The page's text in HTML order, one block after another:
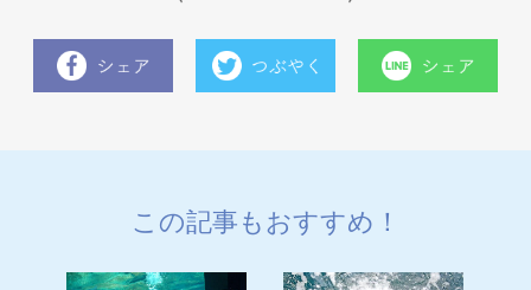
この記事もおすすめ！